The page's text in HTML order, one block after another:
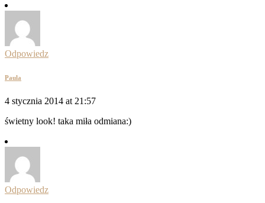
Odpowiedz
Paula
4 stycznia 2014 at 21:57
świetny look! taka miła odmiana:)
Odpowiedz